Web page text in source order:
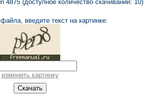
4875 (доступное количество скачиваний: 10)
введите текст на картинке:
изменить картинку